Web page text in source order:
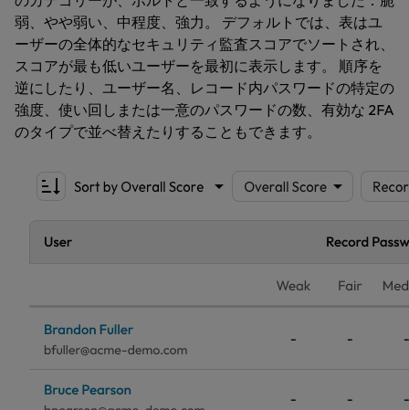
弱、やや弱い、中程度、強力。 デフォルトでは、表はユ
ーザーの全体的なセキュリティ監査スコアでソートされ、
スコアが最も低いユーザーを最初に表示します。 順序を
逆にしたり、ユーザー名、レコード内パスワードの特定の
強度、使い回しまたは一意のパスワードの数、有効な 2FA
のタイプで並べ替えたりすることもできます。